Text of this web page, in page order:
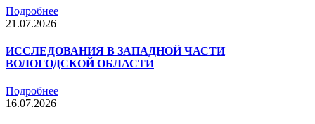
Подробнее
21.07.2026
ИССЛЕДОВАНИЯ В ЗАПАДНОЙ ЧАСТИ
ВОЛОГОДСКОЙ ОБЛАСТИ
Подробнее
16.07.2026